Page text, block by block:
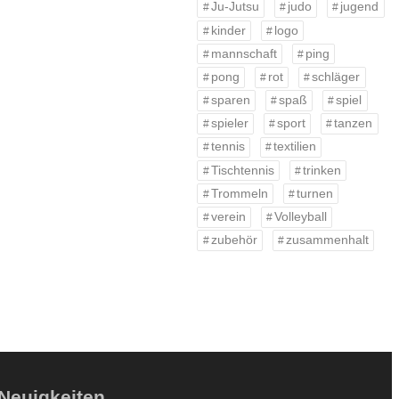
Ju-Jutsu
judo
jugend
kinder
logo
mannschaft
ping
pong
rot
schläger
sparen
spaß
spiel
spieler
sport
tanzen
tennis
textilien
Tischtennis
trinken
Trommeln
turnen
verein
Volleyball
zubehör
zusammenhalt